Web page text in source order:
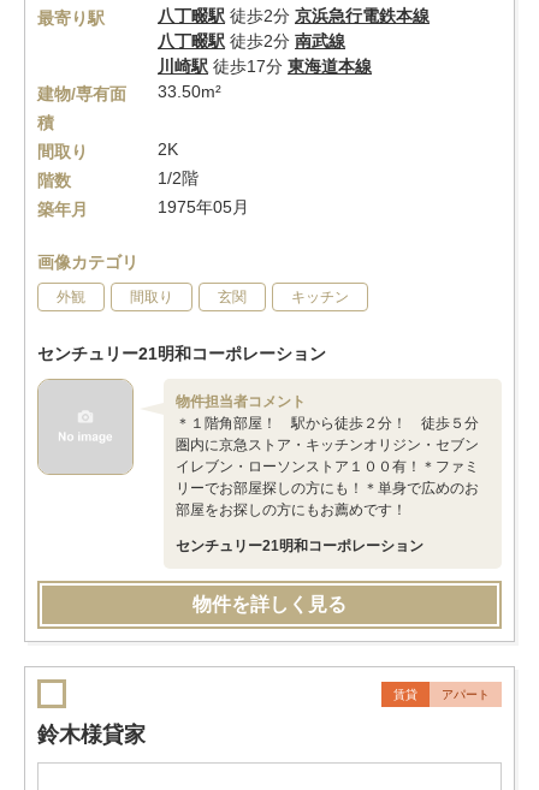
最寄り駅
八丁畷駅 徒歩2分 京浜急行電鉄本線
八丁畷駅 徒歩2分 南武線
川崎駅 徒歩17分 東海道本線
建物/専有面
積
33.50m²
間取り
2K
階数
1/2階
築年月
1975年05月
画像カテゴリ
外観 間取り 玄関 キッチン
センチュリー21明和コーポレーション
物件担当者コメント
＊１階角部屋！ 駅から徒歩２分！ 徒歩５分
圏内に京急ストア・キッチンオリジン・セブン
イレブン・ローソンストア１００有！＊ファミ
リーでお部屋探しの方にも！＊単身で広めのお
部屋をお探しの方にもお薦めです！
センチュリー21明和コーポレーション
物件を詳しく見る
賃貸 アパート
鈴木様貸家